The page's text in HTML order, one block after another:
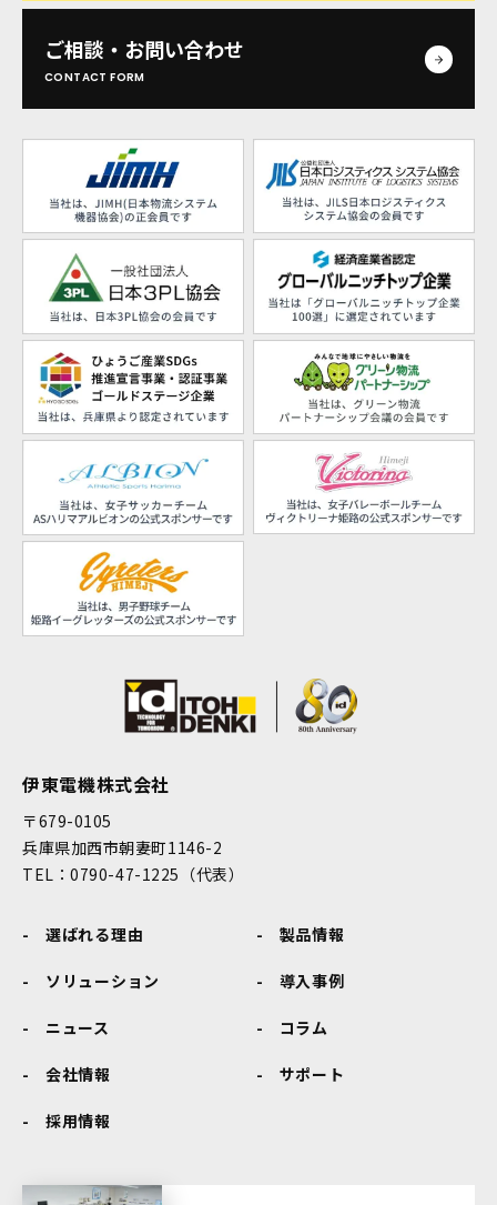
ご相談・お問い合わせ
CONTACT FORM
伊東電機株式会社
〒679-0105
兵庫県加西市朝妻町1146-2
TEL：0790-47-1225（代表）
選ばれる理由 製品情報
ソリューション 導入事例
ニュース コラム
会社情報 サポート
採用情報